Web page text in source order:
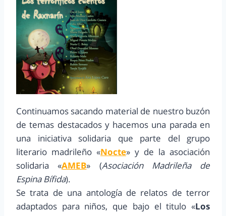
Continuamos sacando material de nuestro buzón
de temas destacados y hacemos una parada en
una iniciativa solidaria que parte del grupo
literario madrileño «Nocte» y de la asociación
solidaria «AMEB» (Asociación Madrileña de
Espina Bífida).
Se trata de una antología de relatos de terror
adaptados para niños, que bajo el titulo «Los